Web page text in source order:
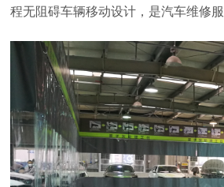
程无阻碍车辆移动设计，是汽车维修